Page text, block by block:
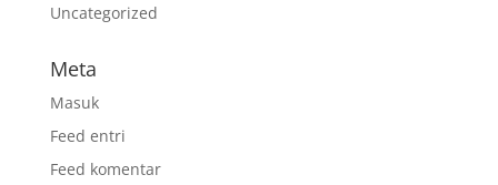
Uncategorized
Meta
Masuk
Feed entri
Feed komentar